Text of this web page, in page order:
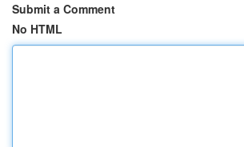
Submit a Comment
No HTML